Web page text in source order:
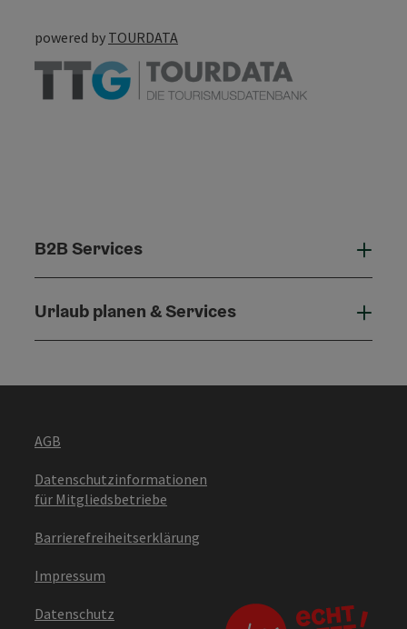
powered by TOURDATA
B2B Services
Urlaub planen & Services
AGB
Datenschutzinformationen
für Mitgliedsbetriebe
Barrierefreiheitserklärung
Impressum
Datenschutz